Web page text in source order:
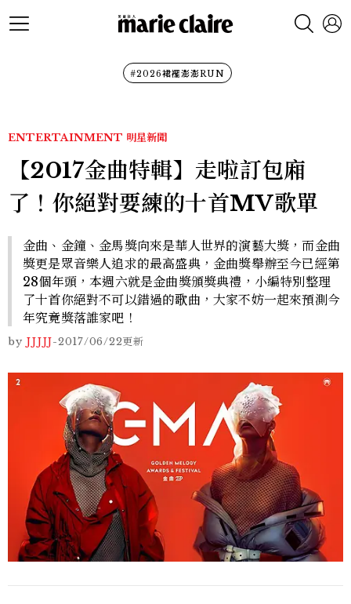
#2026裙襬澎澎RUN
ENTERTAINMENT 明星新聞
【2017金曲特輯】走啦訂包廂
了！你絕對要練的十首MV歌單
金曲、金鐘、金馬獎向來是華人世界的演藝大獎，而金曲
獎更是眾音樂人追求的最高盛典，金曲獎舉辦至今已經第
28個年頭，本週六就是金曲獎頒獎典禮，小編特別整理
了十首你絕對不可以錯過的歌曲，大家不妨一起來預測今
年究竟獎落誰家吧！
by JJJJJ-2017/06/22更新